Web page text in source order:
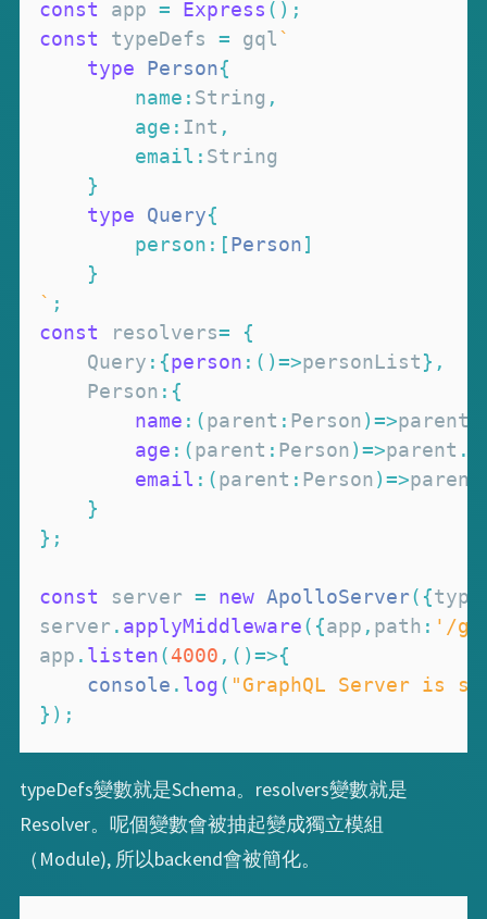
const app = Express ( ) ;
const typeDefs = gql`
type
Person{
name : String ,
age : Int ,
email : String
}
type
Query{
person : [Person]
}
` ;
const resolvers=
{
Query : {person : ( )=>personList} ,
Person : {
name : (parent : Person)=>parent
age : (parent : Person)=>parent .
email : (parent : Person)=>parent
}
} ;
const server = new ApolloServer( {
server . applyMiddleware( {app , path : '/
app . listen(4000 , ( )=>{
console . log( "GraphQL Server is
} ) ;
typeDefs變數就是Schema。resolvers變數就是
Resolver。呢個變數會被抽起變成獨立模組
（Module), 所以backend會被簡化。